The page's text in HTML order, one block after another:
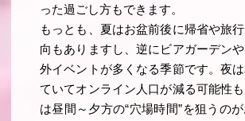
った過ごし方もできます。
もっとも、夏はお盆前後に帰省や旅
向もありますし、逆にビアガーデン
外イベントが多くなる季節です。夜
ていてオンライン人口が減る可能性
は昼間～夕方の“穴場時間”を狙うの